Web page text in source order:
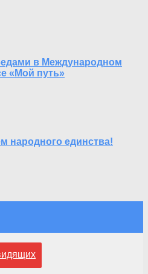
в Международном
«Мой путь»
народного единства!